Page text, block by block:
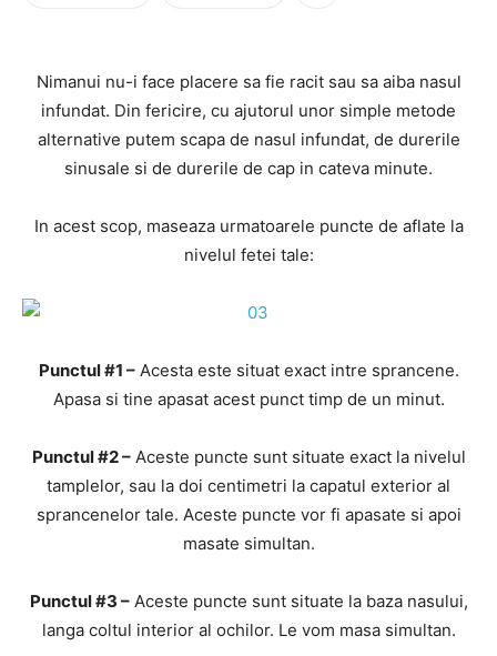
Nimanui nu-i face placere sa fie racit sau sa aiba nasul
infundat. Din fericire, cu ajutorul unor simple metode
alternative putem scapa de nasul infundat, de durerile
sinusale si de durerile de cap in cateva minute.
In acest scop, maseaza urmatoarele puncte de aflate la
nivelul fetei tale:
Punctul #1 –Acesta este situat exact intre sprancene.
Apasa si tine apasat acest punct timp de un minut.
Punctul #2 –Aceste puncte sunt situate exact la nivelul
tamplelor, sau la doi centimetri la capatul exterior al
sprancenelor tale. Aceste puncte vor fi apasate si apoi
masate simultan.
Punctul #3 –Aceste puncte sunt situate la baza nasului,
langa coltul interior al ochilor. Le vom masa simultan.